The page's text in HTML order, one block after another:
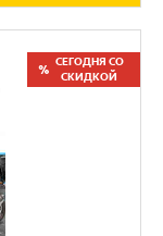
СЕГОДНЯ СО
СКИДКОЙ